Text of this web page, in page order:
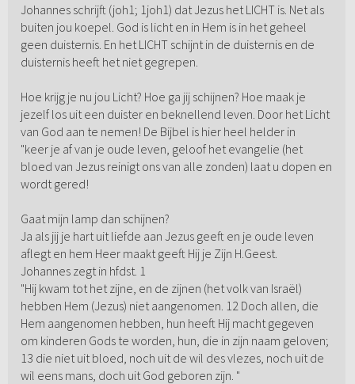
Johannes schrijft (joh1; 1joh1) dat Jezus het LICHT is. Net als
buiten jou koepel. God is licht en in Hem is in het geheel
geen duisternis. En het LICHT schijnt in de duisternis en de
duisternis heeft het niet gegrepen.
Hoe krijg je nu jou Licht? Hoe ga jij schijnen? Hoe maak je
jezelf los uit een duister en beknellend leven. Door het Licht
van God aan te nemen! De Bijbel is hier heel helder in
"keer je af van je oude leven, geloof het evangelie (het
bloed van Jezus reinigt ons van alle zonden) laat u dopen en
wordt gered!
Gaat mijn lamp dan schijnen?
Ja als jij je hart uit liefde aan Jezus geeft en je oude leven
aflegt en hem Heer maakt geeft Hij je Zijn H.Geest.
Johannes zegt in hfdst. 1
"Hij kwam tot het zijne, en de zijnen (het volk van Israël)
hebben Hem (Jezus) niet aangenomen. 12 Doch allen, die
Hem aangenomen hebben, hun heeft Hij macht gegeven
om kinderen Gods te worden, hun, die in zijn naam geloven;
13 die niet uit bloed, noch uit de wil des vlezes, noch uit de
wil eens mans, doch uit God geboren zijn. "